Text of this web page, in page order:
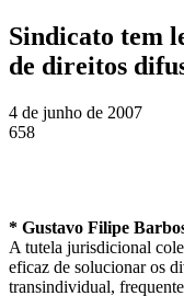
Sindicato tem
de direitos
4 de junho de 2007
658
* Gustavo Filipe
A tutela jurisdicional
eficaz de solucionar os
transindividual,